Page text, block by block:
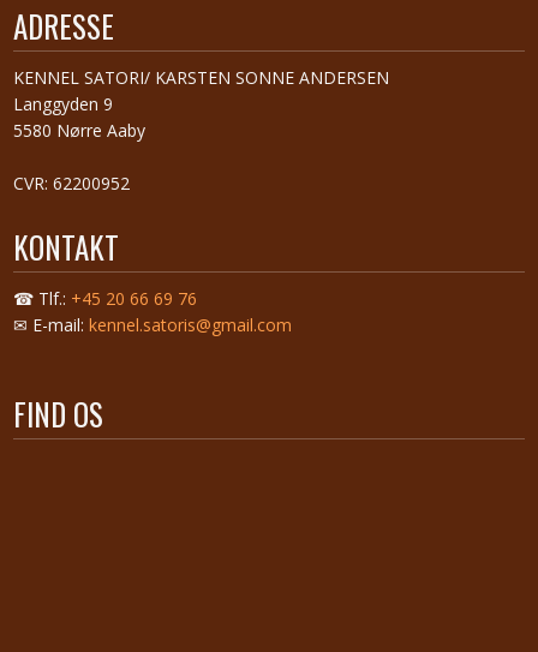
ADRESSE
​KENNEL SATORI/ KARSTEN SONNE ANDERSEN
Langgyden 9
5580 Nørre Aaby
CVR: 62200952
KONTAKT
☎ Tlf.: +45 20 66 69 76
✉ E-mail: kennel.satoris@gmail.com
FIND OS